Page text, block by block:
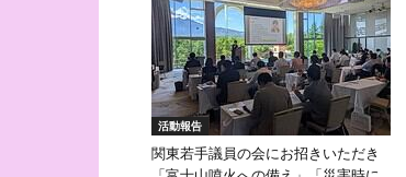
活動報告
関東若手議員の会にお招きいただき